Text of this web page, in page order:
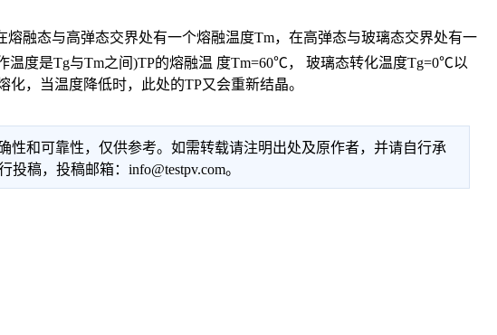
融态与高弹态交界处有一个熔融温度Tm，在高弹态与玻璃态交界处有一
度是Tg与Tm之间)TP的熔融温 度Tm=60℃， 玻璃态转化温度Tg=0℃以
，当温度降低时，此处的TP又会重新结晶。
性和可靠性，仅供参考。如需转载请注明出处及原作者，并请自行承
稿，投稿邮箱：info@testpv.com。